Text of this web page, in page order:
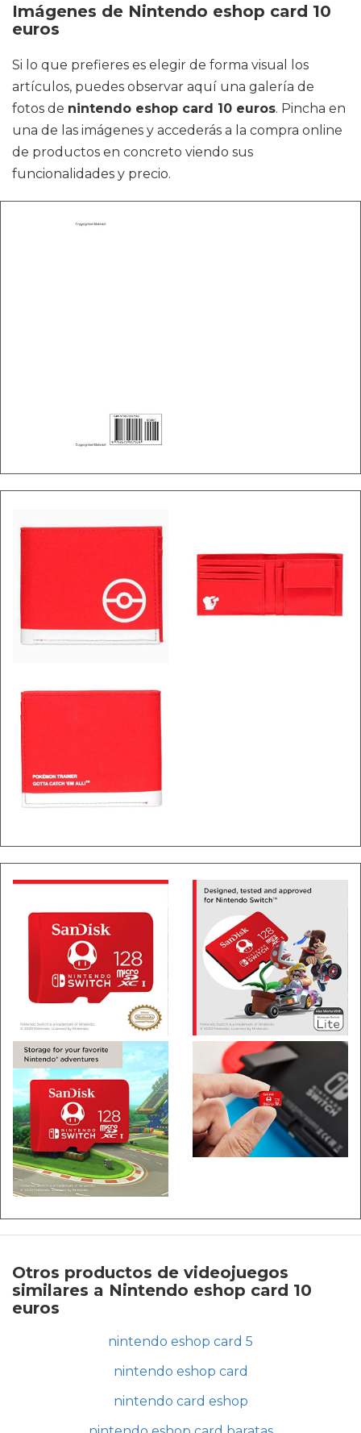
Imágenes de Nintendo eshop card 10
euros
Si lo que prefieres es elegir de forma visual los
artículos, puedes observar aquí una galería de
fotos de nintendo eshop card 10 euros. Pincha en
una de las imágenes y accederás a la compra online
de productos en concreto viendo sus
funcionalidades y precio.
Otros productos de videojuegos
similares a Nintendo eshop card 10
euros
nintendo eshop card 5
nintendo eshop card
nintendo card eshop